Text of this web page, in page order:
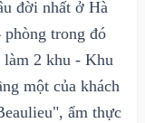
đời nhất ở Hà
trong đó
làm 2 khu - Khu
một của khách
ẩm thực